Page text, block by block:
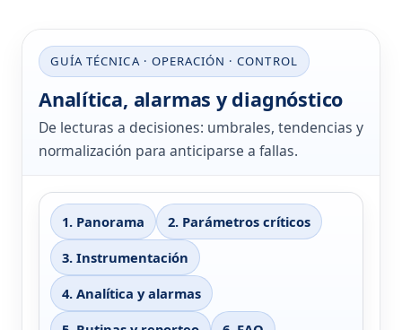
GUÍA TÉCNICA · OPERACIÓN · CONTROL
Analítica, alarmas y diagnóstico
De lecturas a decisiones: umbrales, tendencias y
normalización para anticiparse a fallas.
1. Panorama
2. Parámetros críticos
3. Instrumentación
4. Analítica y alarmas